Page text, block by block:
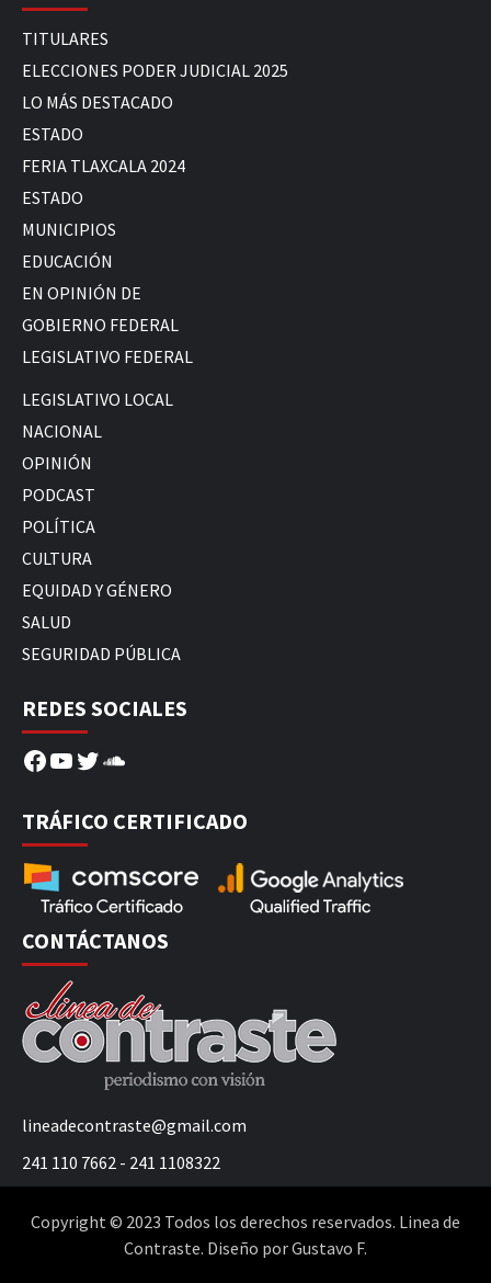
TITULARES
ELECCIONES PODER JUDICIAL 2025
LO MÁS DESTACADO
ESTADO
FERIA TLAXCALA 2024
ESTADO
MUNICIPIOS
EDUCACIÓN
EN OPINIÓN DE
GOBIERNO FEDERAL
LEGISLATIVO FEDERAL
LEGISLATIVO LOCAL
NACIONAL
OPINIÓN
PODCAST
POLÍTICA
CULTURA
EQUIDAD Y GÉNERO
SALUD
SEGURIDAD PÚBLICA
REDES SOCIALES
Facebook
YouTube
Twitter
SoundCloud
TRÁFICO CERTIFICADO
CONTÁCTANOS
lineadecontraste@gmail.com
241 110 7662 - 241 1108322
Copyright © 2023 Todos los derechos reservados. Linea de
Contraste. Diseño por Gustavo F.